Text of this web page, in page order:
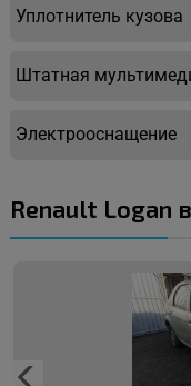
Уплотнитель кузова
Штатная
Электрооснащение
Renault Logan